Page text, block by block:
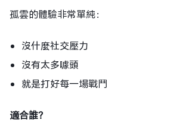
孤雲的體驗非常單純：
沒什麼社交壓力
沒有太多噱頭
就是打好每一場戰鬥
適合誰？